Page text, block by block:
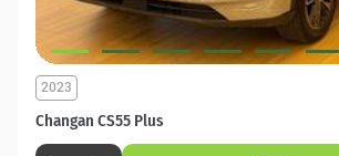
Changan CS55 Plus
2023